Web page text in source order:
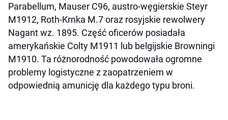
Parabellum, Mauser C96, austro-węgierskie Steyr
M1912, Roth-Krnka M.7 oraz rosyjskie rewolwery
Nagant wz. 1895. Część oficerów posiadała
amerykańskie Colty M1911 lub belgijskie Browningi
M1910. Ta różnorodność powodowała ogromne
problemy logistyczne z zaopatrzeniem w
odpowiednią amunicję dla każdego typu broni.